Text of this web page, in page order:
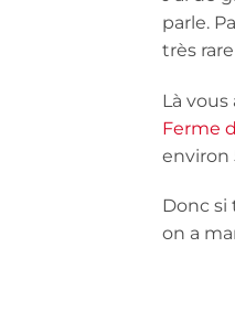
parle.
très
Là
Ferme
environ
Donc si
on a